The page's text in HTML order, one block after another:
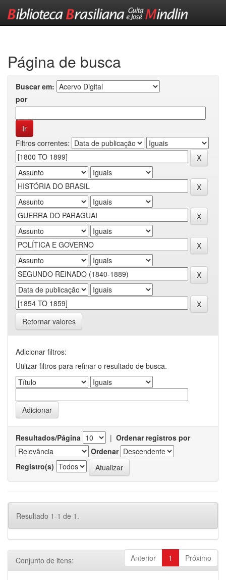
Página de busca
Buscar em:
por
Filtros correntes:
Retornar valores
Adicionar filtros:
Utilizar filtros para refinar o resultado de busca.
Resultados/Página | Ordenar registros por
Ordenar
Registro(s)
Resultado 1-1 de 1.
Anterior 1 Próximo
Conjunto de itens: